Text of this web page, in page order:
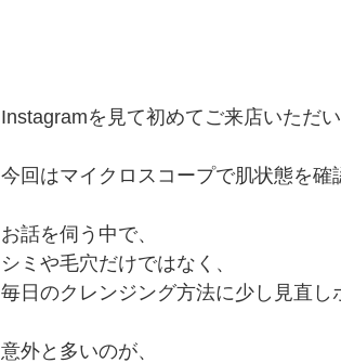
Instagramを見て初めてご来店いただい
今回はマイクロスコープで肌状態を確
お話を伺う中で、
シミや毛穴だけではなく、
毎日のクレンジング方法に少し見直し
意外と多いのが、